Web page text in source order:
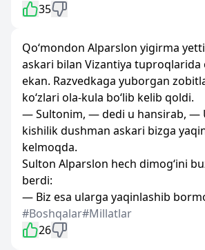
35
Qo‘mondon Alparslon yigirma
askari bilan Vizantiya tuproqlarida
ekan. Razvedkaga yuborgan
ko‘zlari ola-kula bo‘lib kelib qoldi.
— Sultonim, — dedi u hansirab, —
kishilik dushman askari bizga
kelmoqda.
Sulton Alparslon hech dimog‘ini
berdi:
— Biz esa ularga yaqinlashib
#Boshqalar#Millatlar
26